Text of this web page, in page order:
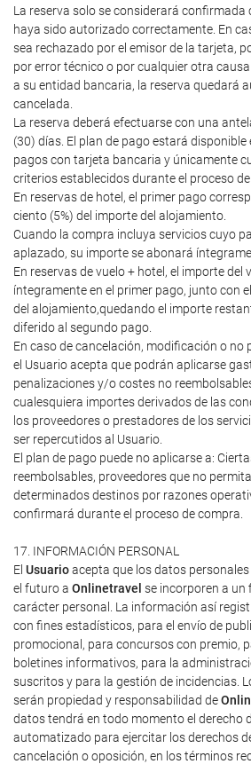
La reserva solo se considerará confirmada
haya sido autorizado correctamente. En
sea rechazado por el emisor de la tarjeta,
por error técnico o por cualquier otra
a su entidad bancaria, la reserva quedará
cancelada.
La reserva deberá efectuarse con una
(30) días. El plan de pago estará
pagos con tarjeta bancaria y únicamente
criterios establecidos durante el proceso de
En reservas de hotel, el primer pago
ciento (5%) del importe del alojamiento.
Cuando la compra incluya servicios cuyo
aplazado, su importe se abonará
En reservas de vuelo + hotel, el importe del
íntegramente en el primer pago, junto con
del alojamiento,quedando el importe
diferido al segundo pago.
En caso de cancelación, modificación o no
el Usuario acepta que podrán aplicarse
penalizaciones y/o costes no
cualesquiera importes derivados de las
los proveedores o prestadores de los
ser repercutidos al Usuario.
El plan de pago puede no aplicarse a:
reembolsables, proveedores que no
determinados destinos por razones
confirmará durante el proceso de compra.
17. INFORMACIÓN PERSONAL
El Usuarioacepta que los datos
el futuro a Onlinetravel se incorporen a un
carácter personal. La información así
con fines estadísticos, para el envío de
promocional, para concursos con premio,
boletines informativos, para la
suscritos y para la gestión de incidencias.
serán propiedad y responsabilidad de
datos tendrá en todo momento el derecho
automatizado para ejercitar los derechos
cancelación o oposición, en los términos